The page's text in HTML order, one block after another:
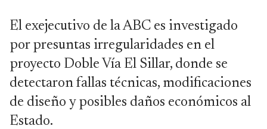
El exejecutivo de la ABC es investigado
por presuntas irregularidades en el
proyecto Doble Vía El Sillar, donde se
detectaron fallas técnicas, modificaciones
de diseño y posibles daños económicos al
Estado.